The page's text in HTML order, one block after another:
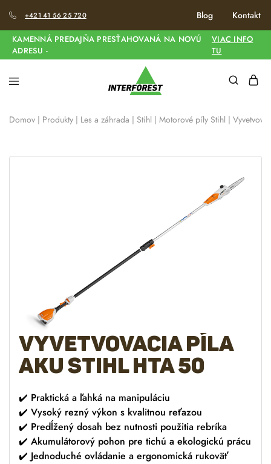
+421 41 56 25 720 Blog Kontakt
KAMENNÁ PREDAJŇA PRESŤAHOVANÁ NA NOVÚ
ADRESU -
VIAC INFO
TU
Domov | Produkty | Les a záhrada | Stihl | Motorové píly Stihl |
Vyvetvovacia píla
AKU STIHL HTA 50
✔️ Praktická a ľahká na manipuláciu
✔️ Vysoký rezný výkon s kvalitnou reťazou
✔️ Predĺžený dosah bez nutnosti použitia rebríka
✔️ Akumulátorový pohon pre tichú a ekologickú prácu
✔️ Jednoduché ovládanie a ergonomická rukoväť